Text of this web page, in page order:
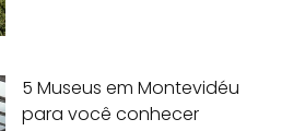
5 Museus em Montevidéu
para você conhecer